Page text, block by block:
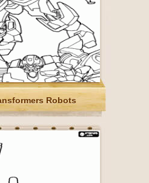
Robots